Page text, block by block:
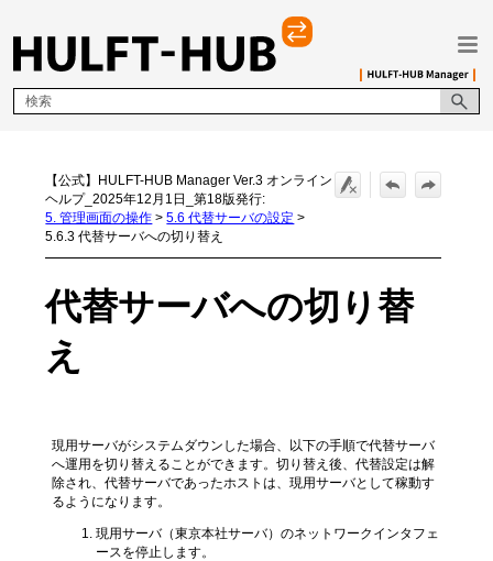
メイン コンテンツにスキップ
【公式】HULFT-HUB Manager Ver.3 オンライン
ヘルプ_2025年12月1日_第18版発行:
5. 管理画面の操作 >5.6 代替サーバの設定 >
5.6.3 代替サーバへの切り替え
代替サーバへの切り替
え
現用サーバがシステムダウンした場合、以下の手順で代替サーバ
へ運用を切り替えることができます。切り替え後、代替設定は解
除され、代替サーバであったホストは、現用サーバとして稼動す
るようになります。
現用サーバ（東京本社サーバ）のネットワークインタフェ
ースを停止します。